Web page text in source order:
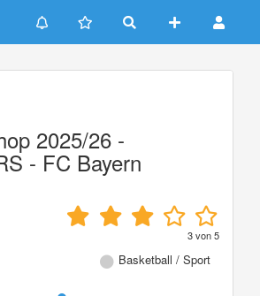
2025/26 -
- FC Bayern
3von5
Basketball / Sport